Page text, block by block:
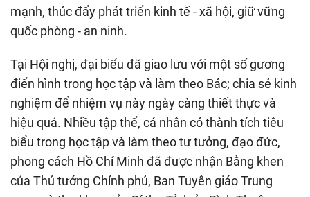
mạnh, thúc đẩy phát triển kinh tế - xã hội, giữ vững
quốc phòng - an ninh.
Tại Hội nghị, đại biểu đã giao lưu với một số gương
điển hình trong học tập và làm theo Bác; chia sẻ kinh
nghiệm để nhiệm vụ này ngày càng thiết thực và
hiệu quả. Nhiều tập thể, cá nhân có thành tích tiêu
biểu trong học tập và làm theo tư tưởng, đạo đức,
phong cách Hồ Chí Minh đã được nhận Bằng khen
của Thủ tướng Chính phủ, Ban Tuyên giáo Trung